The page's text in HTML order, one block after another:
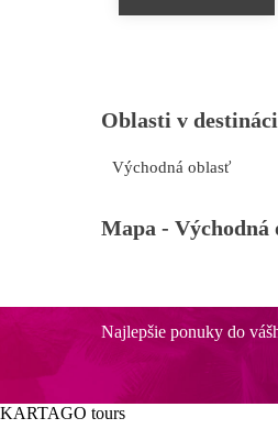
Oblasti v
Východná oblasť
Mapa - Východná
Najlepšie ponuky do
KARTAGO tours